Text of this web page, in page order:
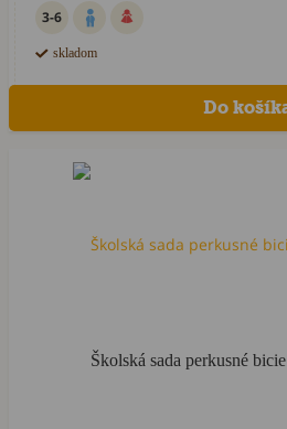
3-6
skladom
Školská sada perkusné